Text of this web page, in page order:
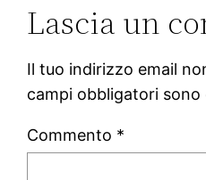
Lascia un
Il tuo indirizzo email
campi obbligatori
Commento *